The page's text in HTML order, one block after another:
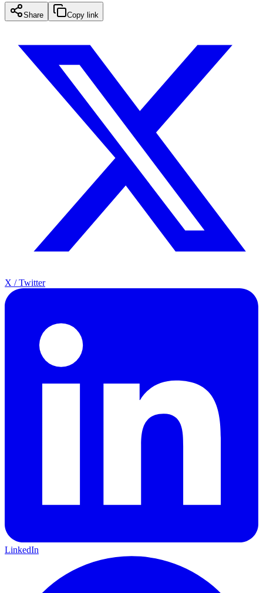
Share Copy link
X / Twitter
LinkedIn